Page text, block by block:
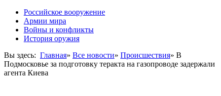
Российское вооружение
Армии мира
Войны и конфликты
История оружия
Вы здесь: Главная» Все новости» Происшествия» В
Подмосковье за подготовку теракта на газопроводе задержали
агента Киева